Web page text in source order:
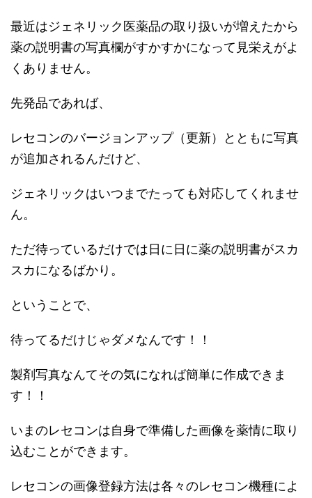
最近はジェネリック医薬品の取り扱いが増えたから
薬の説明書の写真欄がすかすかになって見栄えがよ
くありません。
先発品であれば、
レセコンのバージョンアップ（更新）とともに写真
が追加されるんだけど、
ジェネリックはいつまでたっても対応してくれませ
ん。
ただ待っているだけでは日に日に薬の説明書がスカ
スカになるばかり。
ということで、
待ってるだけじゃダメなんです！！
製剤写真なんてその気になれば簡単に作成できま
す！！
いまのレセコンは自身で準備した画像を薬情に取り
込むことができます。
レセコンの画像登録方法は各々のレセコン機種によ